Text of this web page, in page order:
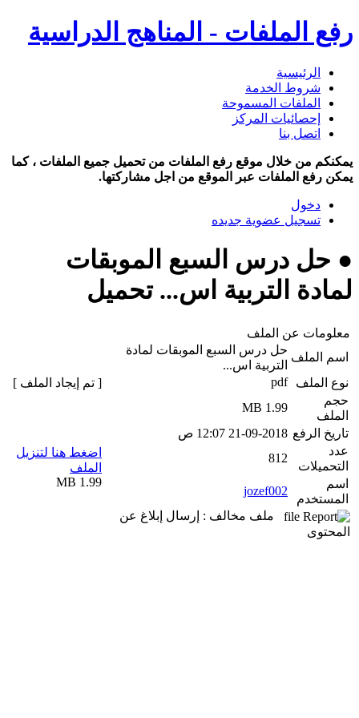
رفع الملفات - المناهج الدراسية
الرئيسية
شروط الخدمة
الملفات المسموحة
إحصائيات المركز
اتصل بنا
يمكنكم من خلال موقع رفع الملفات من تحميل جميع الملفات ، كما
يمكن رفع الملفات عبر الموقع من اجل مشاركتها.
دخول
تسجيل عضوية جديده
● حل درس السبع الموبقات
لمادة التربية اس... تحميل
معلومات عن الملف
اسم الملف
حل درس السبع الموبقات لمادة
التربية اس...
نوع الملف
pdf
حجم
الملف
1.99 MB
تاريخ الرفع 21-09-2018 12:07 ص
عدد
التحميلات
812
اسم
المستخدم
jozef002
ملف مخالف : إرسال إبلاغ عن
المحتوى
[ تم إيجاد الملف ]
اضغط هنا لتنزيل
الملف
1.99 MB